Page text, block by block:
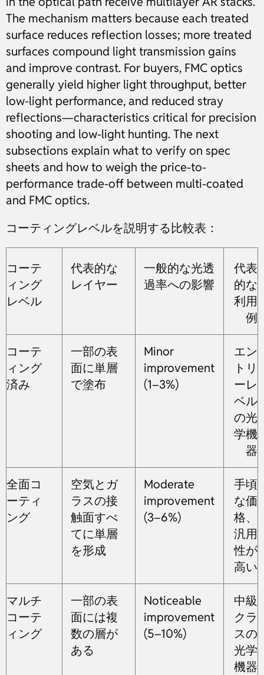
The mechanism matters because each treated
surface reduces reflection losses; more treated
surfaces compound light transmission gains
and improve contrast. For buyers, FMC optics
generally yield higher light throughput, better
low-light performance, and reduced stray
reflections—characteristics critical for precision
shooting and low-light hunting. The next
subsections explain what to verify on spec
sheets and how to weigh the price-to-
performance trade-off between multi-coated
and FMC optics.
コーティングレベルを説明する比較表：
コーテ
ィング
レベル
代表的な
レイヤー
一般的な光透
過率への影響
代表
的な
利用
例
コーテ
ィング
済み
一部の表
面に単層
で塗布
Minor
improvement
(1–3%)
エン
トリ
ーレ
ベル
の光
学機
器
全面コ
ーティ
ング
空気とガ
ラスの接
触面すべ
てに単層
を形成
Moderate
improvement
(3–6%)
手頃
な価
格、
汎用
性が
高い
マルチ
コーテ
ィング
一部の表
面には複
数の層が
ある
Noticeable
improvement
(5–10%)
中級
クラ
スの
光学
機器